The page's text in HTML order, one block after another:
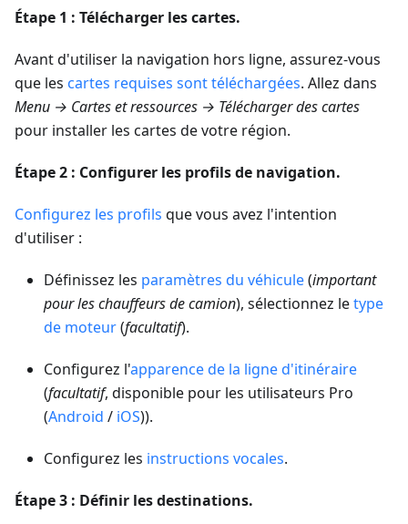
Étape 1 : Télécharger les cartes.
Avant d'utiliser la navigation hors ligne, assurez-vous
que les cartes requises sont téléchargées. Allez dans
Menu → Cartes et ressources → Télécharger des cartes
pour installer les cartes de votre région.
Étape 2 : Configurer les profils de navigation.
Configurez les profils que vous avez l'intention
d'utiliser :
Définissez les paramètres du véhicule(important
pour les chauffeurs de camion), sélectionnez letype
de moteur(facultatif).
Configurez l'apparence de la ligne d'itinéraire
(facultatif, disponible pour les utilisateurs Pro
(Android / iOS)).
Configurez les instructions vocales.
Étape 3 : Définir les destinations.